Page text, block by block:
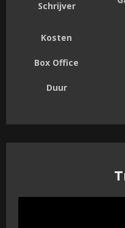
Schrijver
Kosten
Box Office
Duur